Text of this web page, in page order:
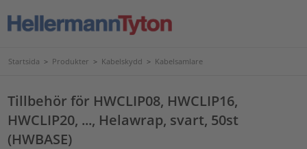
Startsida > Produkter > Kabelskydd > Kabelsamlare
Tillbehör för HWCLIP08, HWCLIP16,
HWCLIP20, ..., Helawrap, svart, 50st
(HWBASE)